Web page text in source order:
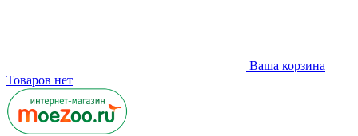
Ваша корзина
Товаров нет